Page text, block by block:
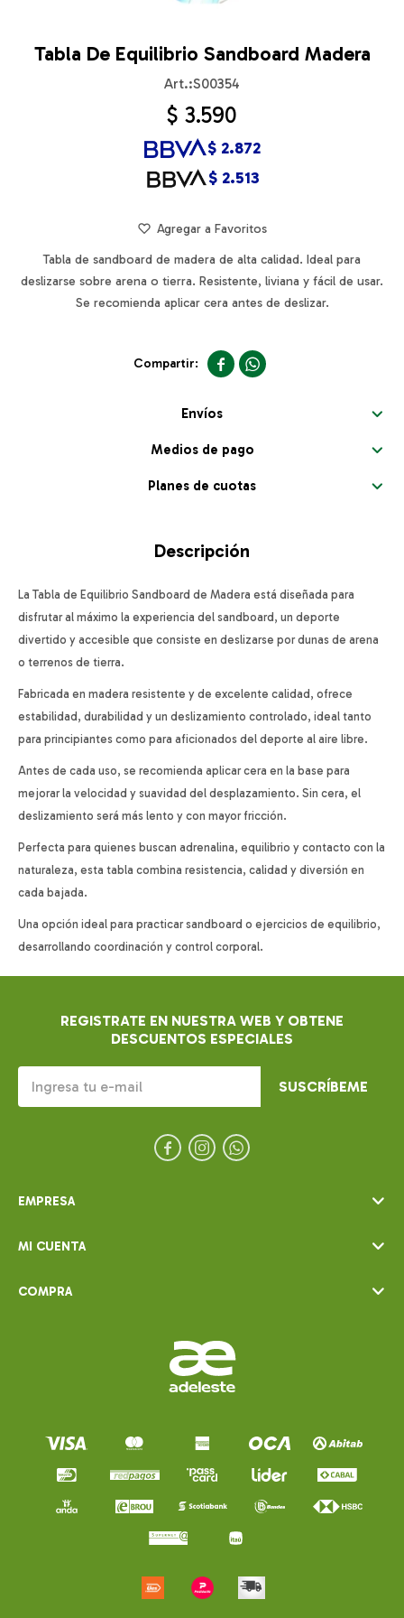
Tabla De Equilibrio Sandboard Madera
S00354
$ 3.590
$ 2.513
$ 2.872
Tabla de sandboard de madera de alta calidad. Ideal para
deslizarse sobre arena o tierra. Resistente, liviana y fácil de usar.
Se recomienda aplicar cera antes de deslizar.
 
Envíos
Medios de pago
Planes de cuotas
Descripción
La Tabla de Equilibrio Sandboard de Madera está diseñada para
disfrutar al máximo la experiencia del sandboard, un deporte
divertido y accesible que consiste en deslizarse por dunas de arena
o terrenos de tierra.
Fabricada en madera resistente y de excelente calidad, ofrece
estabilidad, durabilidad y un deslizamiento controlado, ideal tanto
para principiantes como para aficionados del deporte al aire libre.
Antes de cada uso, se recomienda aplicar cera en la base para
mejorar la velocidad y suavidad del desplazamiento. Sin cera, el
deslizamiento será más lento y con mayor fricción.
Perfecta para quienes buscan adrenalina, equilibrio y contacto con la
naturaleza, esta tabla combina resistencia, calidad y diversión en
cada bajada.
Una opción ideal para practicar sandboard o ejercicios de equilibrio,
desarrollando coordinación y control corporal.
EMPRESA
MI CUENTA
COMPRA
REGISTRATE EN NUESTRA WEB Y OBTENE
DESCUENTOS ESPECIALES
SUSCRÍBEME
  